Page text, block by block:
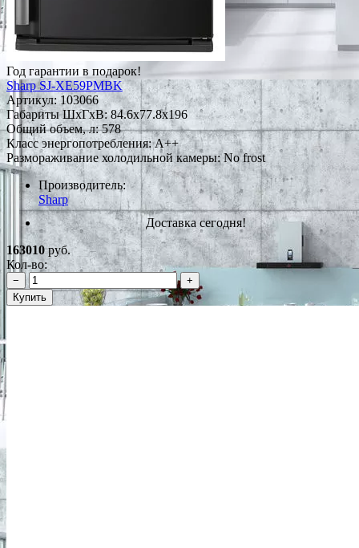
Год гарантии в подарок!
Sharp SJ-XE59PMBK
Артикул: 103066
Габариты ШxГxВ: 84.6x77.8x196
Общий объем, л: 578
Класс энергопотребления: A++
Размораживание холодильной камеры: No frost
Производитель:
Sharp
Доставка сегодня!
163010руб.
Кол-во:
−
+
Купить